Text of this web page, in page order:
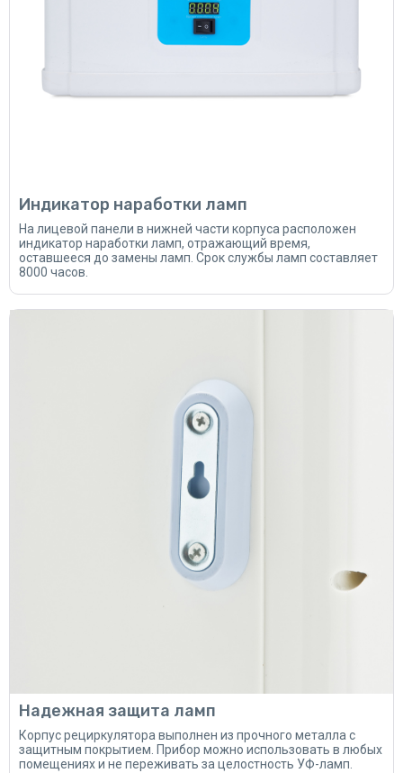
Индикатор наработки ламп
На лицевой панели в нижней части корпуса расположен
индикатор наработки ламп, отражающий время,
оставшееся до замены ламп. Срок службы ламп составляет
8000 часов.
Надежная защита ламп
Корпус рециркулятора выполнен из прочного металла с
защитным покрытием. Прибор можно использовать в любых
помещениях и не переживать за целостность УФ-ламп.